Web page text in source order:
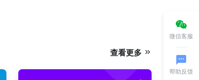
查看更多
微信客服
帮助反馈